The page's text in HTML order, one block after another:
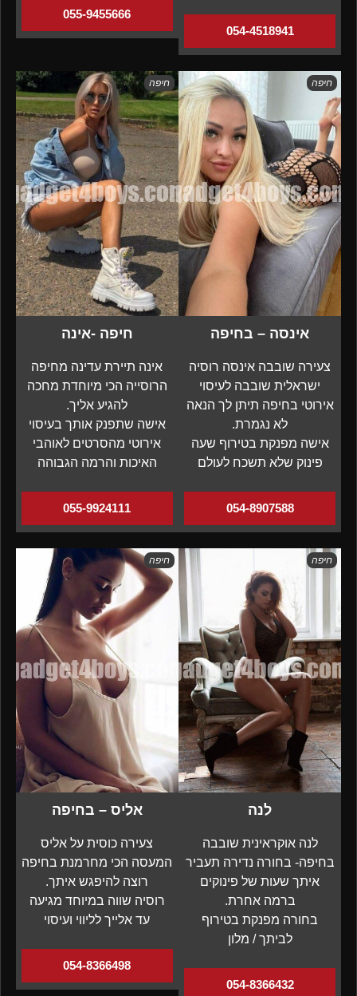
054-4518941
055-9455666
חיפה
אינסה – בחיפה
צעירה שובבה אינסה רוסיה
ישראלית שובבה לעיסוי
אירוטי בחיפה תיתן לך הנאה
לא נגמרת.
אישה מפנקת בטירוף שעה
פינוק שלא תשכח לעולם
054-8907588
חיפה
חיפה -אינה
אינה תיירת עדינה מחיפה
הרוסייה הכי מיוחדת מחכה
להגיע אליך.
אישה שתפנק אותך בעיסוי
אירוטי מהסרטים לאוהבי
האיכות והרמה הגבוהה
055-9924111
חיפה
לנה
לנה אוקראינית שובבה
בחיפה- בחורה נדירה תעביר
איתך שעות של פינוקים
ברמה אחרת.
בחורה מפנקת בטירוף
לביתך / מלון
054-8366432
חיפה
אליס – בחיפה
צעירה כוסית על אליס
המעסה הכי מחרמנת בחיפה
רוצה להיפגש איתך.
רוסיה שווה במיוחד מגיעה
עד אלייך לליווי ועיסוי
054-8366498